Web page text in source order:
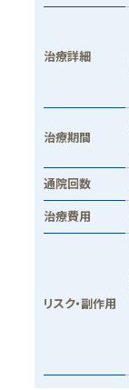
治療詳細
治療期間
通院回数
治療費用
リスク・副作用